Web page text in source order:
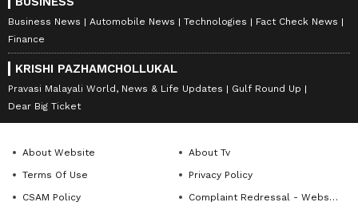
Business News Automobile News Technologies
Fact Check News
Finance
KRISHI PAZHAMCHOLLUKAL
Pravasi Malayali World, News & Life Updates
Gulf Round Up
Dear Big Ticket
About Website
About Tv
Terms Of Use
Privacy Policy
CSAM Policy
Complaint Redressal - Website